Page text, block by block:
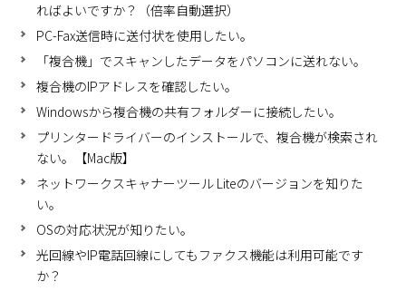
ればよいですか？（倍率自動選択）
PC-Fax送信時に送付状を使用したい。
「複合機」でスキャンしたデータをパソコンに送れない。
複合機のIPアドレスを確認したい。
Windowsから複合機の共有フォルダーに接続したい。
プリンタードライバーのインストールで、複合機が検索され
ない。【Mac版】
ネットワークスキャナーツール Liteのバージョンを知りた
い。
OSの対応状況が知りたい。
光回線やIP電話回線にしてもファクス機能は利用可能です
か？